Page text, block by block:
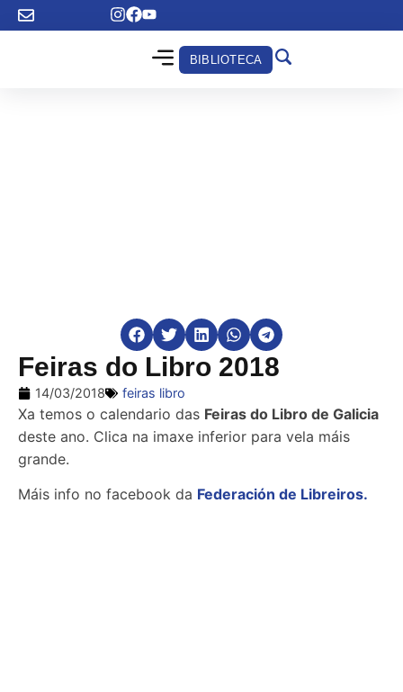
BIBLIOTECA
Feiras do Libro 2018
14/03/2018 feiras libro
Xa temos o calendario das Feiras do Libro de Galicia
deste ano. Clica na imaxe inferior para vela máis
grande.
Máis info no facebook da Federación de Libreiros.